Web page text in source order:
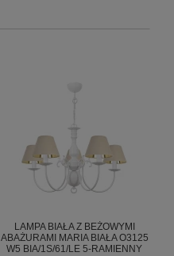
LAMPA BIAŁA Z BEŻOWYMI
ABAŻURAMI MARIA BIAŁA O3125
W5 BIA/1S/61/LE 5-RAMIENNY